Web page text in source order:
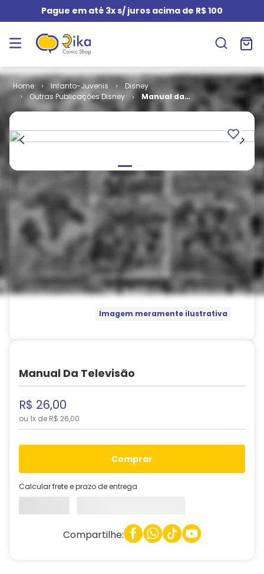
Pague em até 3x s/ juros acima de R$ 100
Infanto-Juvenis
Disney
Outras Publicações Disney
Manual da
Imagem meramente ilustrativa
Manual Da Televisão
R$ 26,00
ou 1x de R$ 26,00
comprar
Calcular frete e prazo de entrega
Compartilhe: